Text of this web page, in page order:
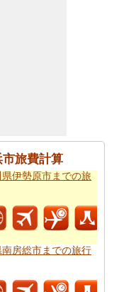
、茨城県石岡市ま
、あなたの日本、
市までの道路ルー
ランナーを使用す
旅費計算
伊勢原市までの旅
房総市までの旅行